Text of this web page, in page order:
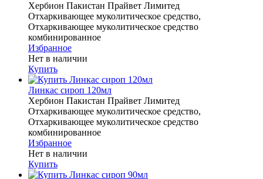
Хербион Пакистан Прайвет Лимитед
Отхаркивающее муколитическое средство,
Отхаркивающее муколитическое средство
комбинированное
Избранное
Нет в наличии
Купить
Линкас сироп 120мл
Хербион Пакистан Прайвет Лимитед
Отхаркивающее муколитическое средство,
Отхаркивающее муколитическое средство
комбинированное
Избранное
Нет в наличии
Купить